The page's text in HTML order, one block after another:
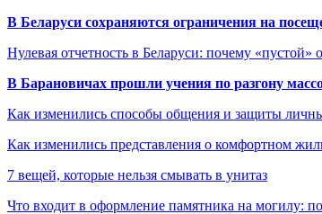
В Беларуси сохраняются ограничения на
Нулевая отчетность в Беларуси: почему «пустой»
В Барановичах прошли учения по разгону
Как изменились способы общения и защиты
Как изменились представления о комфортном
7 вещей, которые нельзя смывать в унитаз
Что входит в оформление памятника на могилу: